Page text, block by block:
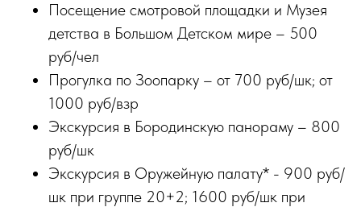
Посещение смотровой площадки и Музея
детства в Большом Детском мире – 500
руб/чел
Прогулка по Зоопарку – от 700 руб/шк; от
1000 руб/взр
Экскурсия в Бородинскую панораму – 800
руб/шк
Экскурсия в Оружейную палату* - 900 руб/
шк при группе 20+2; 1600 руб/шк при